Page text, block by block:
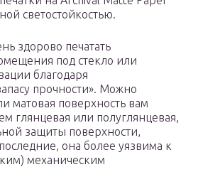
светостойкостью.
здорово печатать
под стекло или
благодаря
прочности». Можно
матовая поверхность вам
глянцевая или полуглянцевая,
защиты поверхности,
она более уязвима к
механическим